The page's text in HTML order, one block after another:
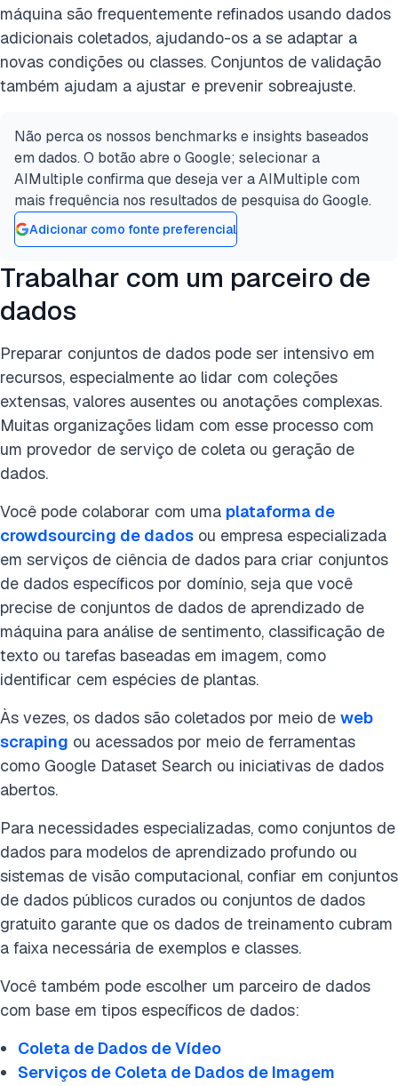
máquina são frequentemente refinados usando dados
adicionais coletados, ajudando-os a se adaptar a
novas condições ou classes. Conjuntos de validação
também ajudam a ajustar e prevenir sobreajuste.
Não perca os nossos benchmarks e insights baseados
em dados. O botão abre o Google; selecionar a
AIMultiple confirma que deseja ver a AIMultiple com
mais frequência nos resultados de pesquisa do Google.
Adicionar como fonte preferencial
Trabalhar com um parceiro de
dados
Preparar conjuntos de dados pode ser intensivo em
recursos, especialmente ao lidar com coleções
extensas, valores ausentes ou anotações complexas.
Muitas organizações lidam com esse processo com
um provedor de serviço de coleta ou geração de
dados.
Você pode colaborar com uma plataforma de
crowdsourcing de dados ou empresa especializada
em serviços de ciência de dados para criar conjuntos
de dados específicos por domínio, seja que você
precise de conjuntos de dados de aprendizado de
máquina para análise de sentimento, classificação de
texto ou tarefas baseadas em imagem, como
identificar cem espécies de plantas.
Às vezes, os dados são coletados por meio de web
scraping ou acessados por meio de ferramentas
como Google Dataset Search ou iniciativas de dados
abertos.
Para necessidades especializadas, como conjuntos de
dados para modelos de aprendizado profundo ou
sistemas de visão computacional, confiar em conjuntos
de dados públicos curados ou conjuntos de dados
gratuito garante que os dados de treinamento cubram
a faixa necessária de exemplos e classes.
Você também pode escolher um parceiro de dados
com base em tipos específicos de dados:
Coleta de Dados de Vídeo
Serviços de Coleta de Dados de Imagem